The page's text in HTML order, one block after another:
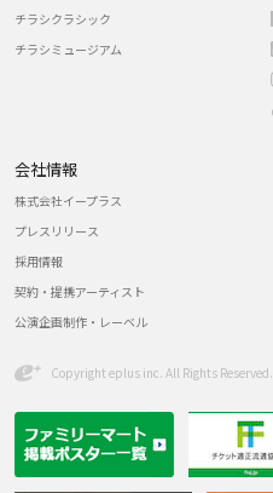
チラシクラシック
チラシミュージアム
会社情報
株式会社イープラス
プレスリリース
採用情報
契約・提携アーティスト
公演企画制作・レーベル
Copyright eplus inc. All Rights Reserved.